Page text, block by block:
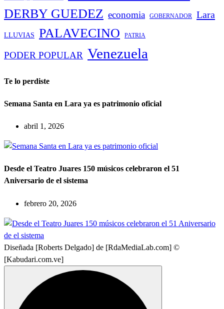
DERBY GUEDEZ economia GOBERNADOR Lara
LLUVIAS PALAVECINO PATRIA
PODER POPULAR Venezuela
Te lo perdiste
Semana Santa en Lara ya es patrimonio oficial
abril 1, 2026
Desde el Teatro Juares 150 músicos celebraron el 51
Aniversario de el sistema
febrero 20, 2026
Diseñada [Roberts Delgado] de [RdaMediaLab.com] ©
[Kabudari.com.ve]